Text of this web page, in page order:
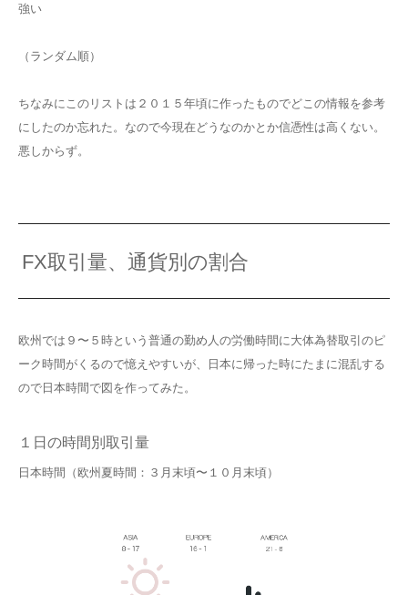
強い
（ランダム順）
ちなみにこのリストは２０１５年頃に作ったものでどこの情報を参考
にしたのか忘れた。なので今現在どうなのかとか信憑性は高くない。
悪しからず。
FX取引量、通貨別の割合
欧州では９〜５時という普通の勤め人の労働時間に大体為替取引のピ
ーク時間がくるので憶えやすいが、日本に帰った時にたまに混乱する
ので日本時間で図を作ってみた。
１日の時間別取引量
日本時間（欧州夏時間：３月末頃〜１０月末頃）